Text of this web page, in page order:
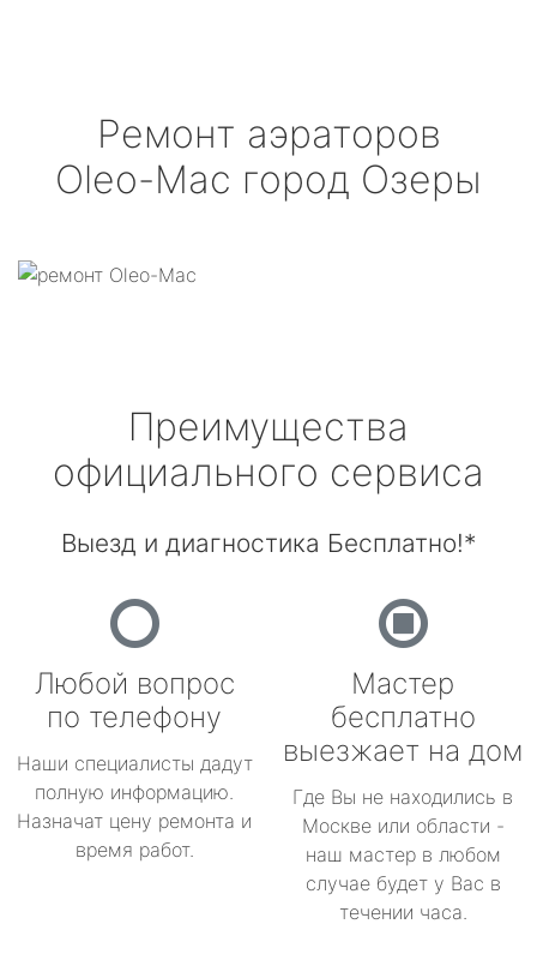
Ремонт аэраторов
Oleo-Mac город Озеры
Преимущества
официального сервиса
Выезд и диагностика Бесплатно!*
Любой вопрос
по телефону
Наши специалисты дадут
полную информацию.
Назначат цену ремонта и
время работ.
Мастер
бесплатно
выезжает на дом
Где Вы не находились в
Москве или области -
наш мастер в любом
случае будет у Вас в
течении часа.